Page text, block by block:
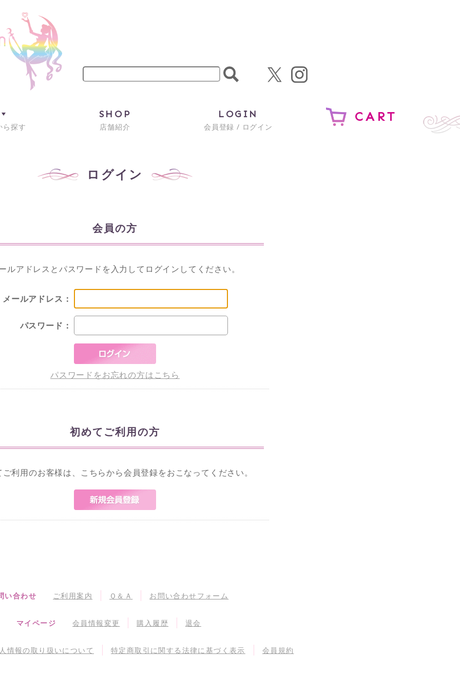
ら探す
SHOP
店舗紹介
LOGIN
会員登録 / ログイン
CART
ログイン
会員の方
ルアドレスとパスワードを入力してログインしてください。
メールアドレス：
パスワード：
パスワードをお忘れの方はこちら
初めてご利用の方
利用のお客様は、こちらから会員登録をおこなってください。
い合わせ ご利用案内 Ｑ＆Ａ お問い合わせフォーム
マイページ 会員情報変更 購入履歴 退会
情報の取り扱いについて 特定商取引に関する法律に基づく表示 会員規約